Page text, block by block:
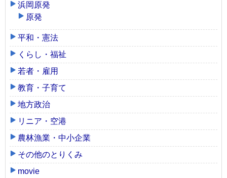
浜岡原発
原発
平和・憲法
くらし・福祉
若者・雇用
教育・子育て
地方政治
リニア・空港
農林漁業・中小企業
その他のとりくみ
movie